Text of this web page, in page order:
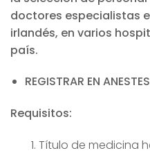
doctores especialistas
irlandés, en varios
país.
REGISTRAR EN
Requisitos:
1. Título de medicina